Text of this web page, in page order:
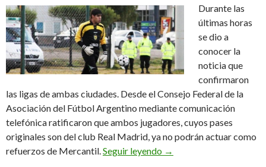
Durante las
últimas horas
se dio a
conocer la
noticia que
confirmaron
las ligas de ambas ciudades. Desde el Consejo Federal de la
Asociación del Fútbol Argentino mediante comunicación
telefónica ratificaron que ambos jugadores, cuyos pases
originales son del club Real Madrid, ya no podrán actuar como
refuerzos de Mercantil. Seguir leyendo “Cocky” Chávez y
→